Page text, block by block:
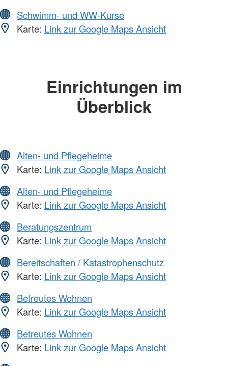
Schwimm- und WW-Kurse
Karte: Link zur Google Maps Ansicht
Einrichtungen im
Überblick
Alten- und Pflegeheime
Karte: Link zur Google Maps Ansicht
Alten- und Pflegeheime
Karte: Link zur Google Maps Ansicht
Beratungszentrum
Karte: Link zur Google Maps Ansicht
Bereitschaften / Katastrophenschutz
Karte: Link zur Google Maps Ansicht
Betreutes Wohnen
Karte: Link zur Google Maps Ansicht
Betreutes Wohnen
Karte: Link zur Google Maps Ansicht